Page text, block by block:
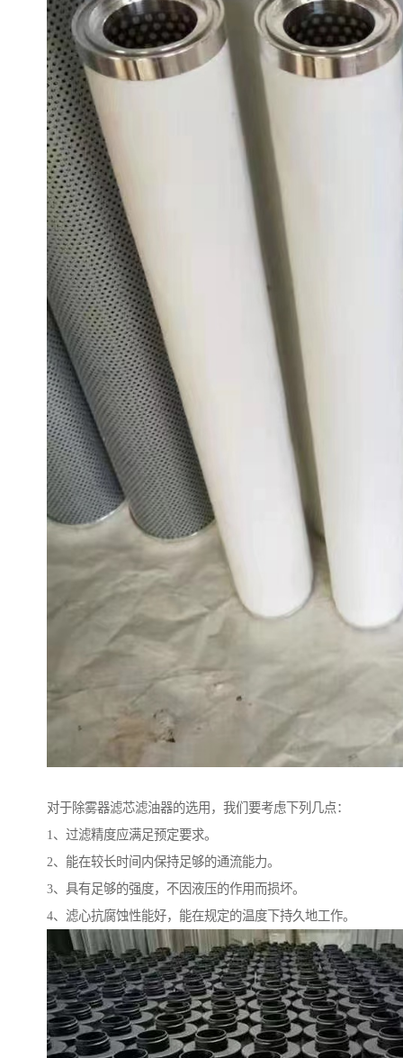
对于除雾器滤芯滤油器的选用，我们要考虑下列几点：
1、过滤精度应满足预定要求。
2、能在较长时间内保持足够的通流能力。
3、具有足够的强度，不因液压的作用而损坏。
4、滤心抗腐蚀性能好，能在规定的温度下持久地工作。